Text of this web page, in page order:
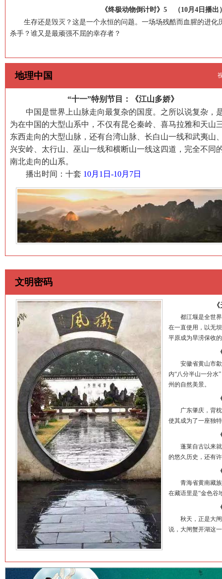
《终极动物倒计时》5 （10月4日播出
生存还是毁灭？这是一个永恒的问题。一场场残酷而血腥的进化
杀手？谁又是最顽强不屈的幸存者？
地理中国
“十一”特别节目：《江山多娇》
中国是世界上山脉走向最复杂的国度。之所以说复杂，
为在中国的大型山系中，不仅有昆仑秦岭、喜马拉雅和天山
东西走向的大型山脉，还有台湾山脉、长白山一线和武夷山
兴安岭、太行山、巫山一线和横断山一线这四道，完全不同
南北走向的山系。
播出时间：十套 10月1日-10月7日
文明密码
都江堰是全世界
在一直使用，以无
平原成为旱涝保收
安徽省黄山市歙
内“八分半山一分水
州的自然美景。
广东肇庆，背枕
使其成为了一座独
蓬莱自古以来就
的悠久历史，还有
青海省黄南藏族
在藏语里是“金色谷
秋天，正是大闸
说，大闸蟹开湖这